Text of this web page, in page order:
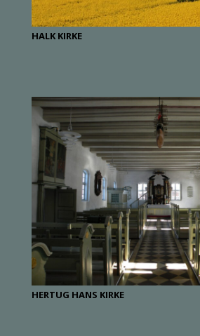
HALK KIRKE
HERTUG HANS KIRKE